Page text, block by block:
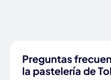
Preguntas
la pastelería de